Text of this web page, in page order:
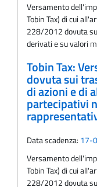
Versamento
Tobin Tax) di cui
228/2012 dovuta
derivati e su valori
Tobin Tax:
dovuta sui
di azioni e di
partecipativi
Data scadenza: 17-
Versamento
Tobin Tax) di cui
228/2012 dovuta